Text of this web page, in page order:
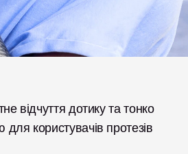
відчуття дотику та тонко